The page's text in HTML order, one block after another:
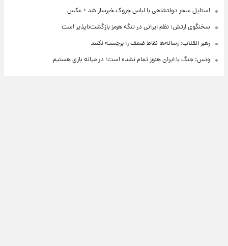
استایل سحر دولتشاهی با لباس چروک خبرساز شد + عکس
سخنگوی ارتش: نظم ایرانی در تنگه هرمز بازگشت‌ناپذیر است
رهبر انقلاب: رسانه‌ها نقاط ضعف را برجسته نکنند
ونس: جنگ با ایران هنوز تمام نشده است؛ در میانه بازی هستیم